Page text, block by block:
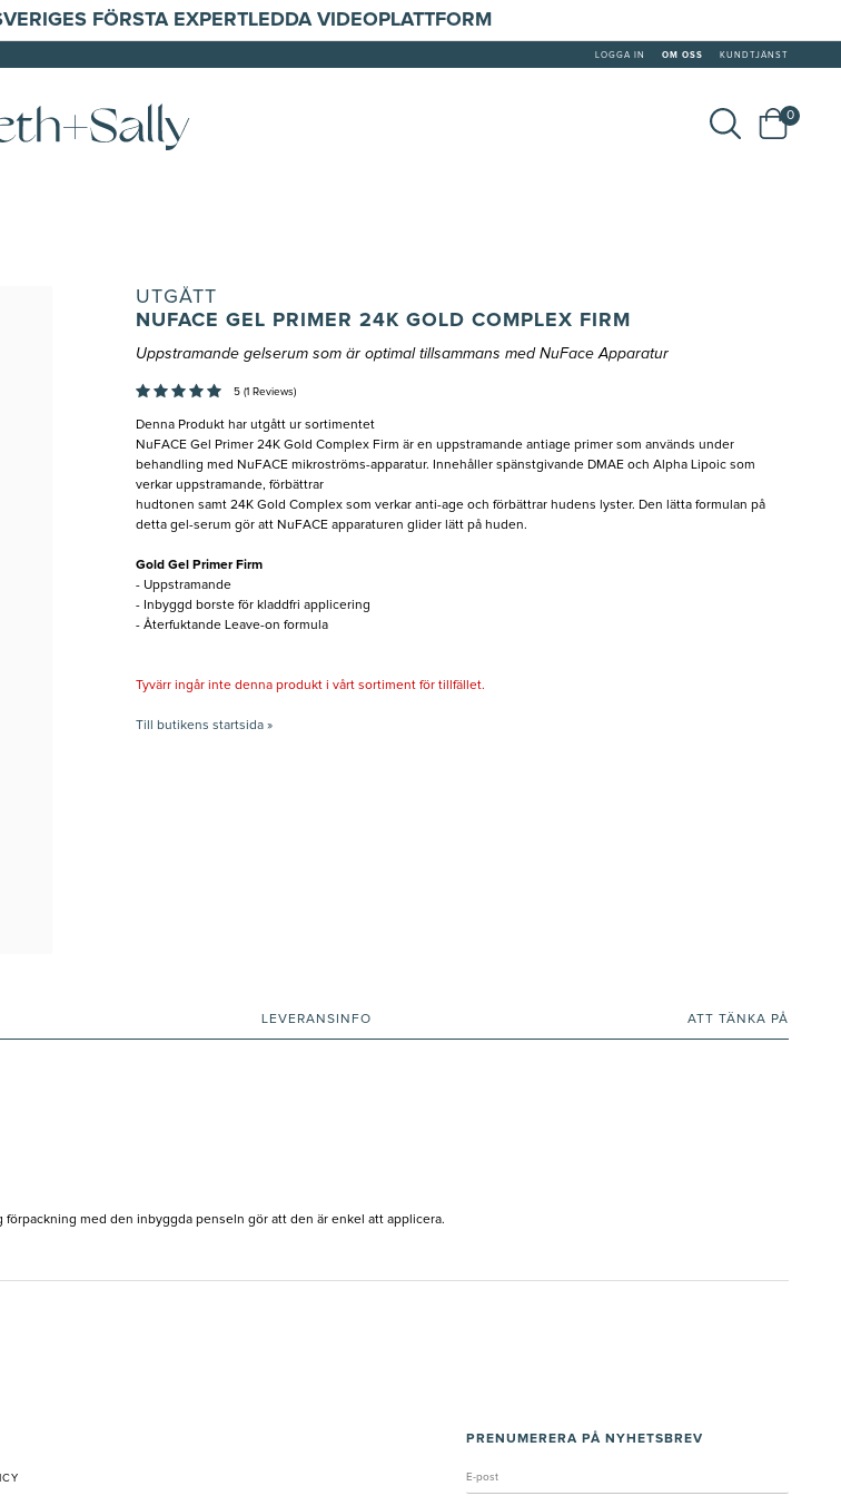
FÖRSTA EXPERTLEDDA VIDEOPLATTFORM
LOGGA IN OM OSS KUNDTJÄNST
0
UTGÅTT
NUFACE GEL PRIMER 24K GOLD COMPLEX FIRM
Uppstramande gelserum som är optimal tillsammans med NuFace Apparatur
5 (1 Reviews)
Denna Produkt har utgått ur sortimentet
NuFACE Gel Primer 24K Gold Complex Firm är en uppstramande antiage primer som används under
behandling med NuFACE mikroströms-apparatur. Innehåller spänstgivande DMAE och Alpha Lipoic som
verkar uppstramande, förbättrar
hudtonen samt 24K Gold Complex som verkar anti-age och förbättrar hudens lyster. Den lätta formulan på
detta gel-serum gör att NuFACE apparaturen glider lätt på huden.
Gold Gel Primer Firm
- Uppstramande
- Inbyggd borste för kladdfri applicering
- Återfuktande Leave-on formula
Tyvärr ingår inte denna produkt i vårt sortiment för tillfället.
Till butikens startsida »
LEVERANSINFO ATT TÄNKA PÅ
med den inbyggda penseln gör att den är enkel att applicera.
PRENUMERERA PÅ NYHETSBREV